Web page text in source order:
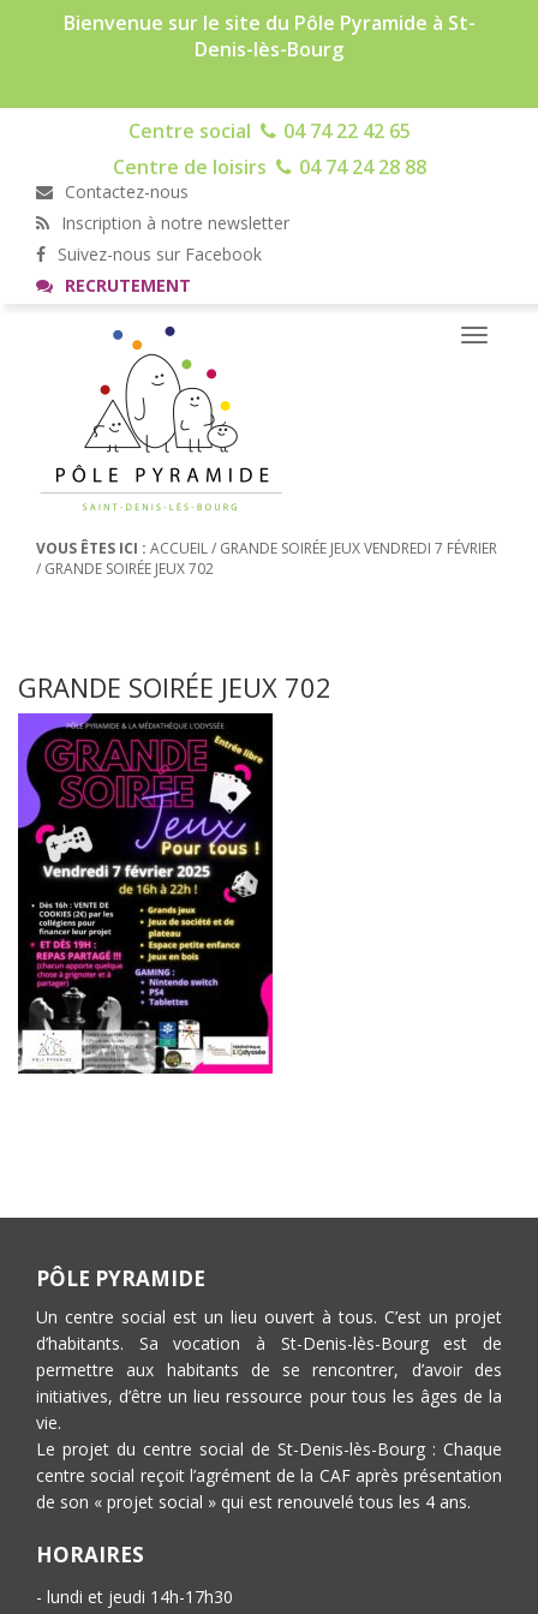
Bienvenue sur le site du Pôle Pyramide à St-
Denis-lès-Bourg
Centre social
04 74 22 42 65
Centre de loisirs
04 74 24 28 88
Contactez-nous
Inscription à notre newsletter
Suivez-nous sur Facebook
RECRUTEMENT
Toggle
VOUS ÊTES ICI : ACCUEIL/ GRANDE SOIRÉE JEUX VENDREDI 7 FÉVRIER
/ GRANDE SOIRÉE JEUX 702
GRANDE SOIRÉE JEUX 702
PÔLE PYRAMIDE
Un centre social est un lieu ouvert à tous. C’est un projet
d’habitants. Sa vocation à St-Denis-lès-Bourg est de
permettre aux habitants de se rencontrer, d’avoir des
initiatives, d’être un lieu ressource pour tous les âges de la
vie.
Le projet du centre social de St-Denis-lès-Bourg : Chaque
centre social reçoit l’agrément de la CAF après présentation
de son « projet social » qui est renouvelé tous les 4 ans.
HORAIRES
- lundi et jeudi 14h-17h30